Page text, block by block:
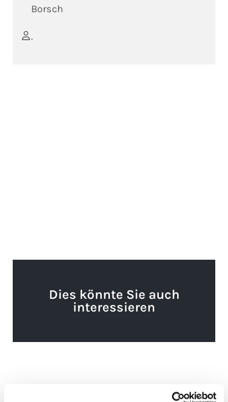
Borsch
.
Dies könnte Sie auch
interessieren